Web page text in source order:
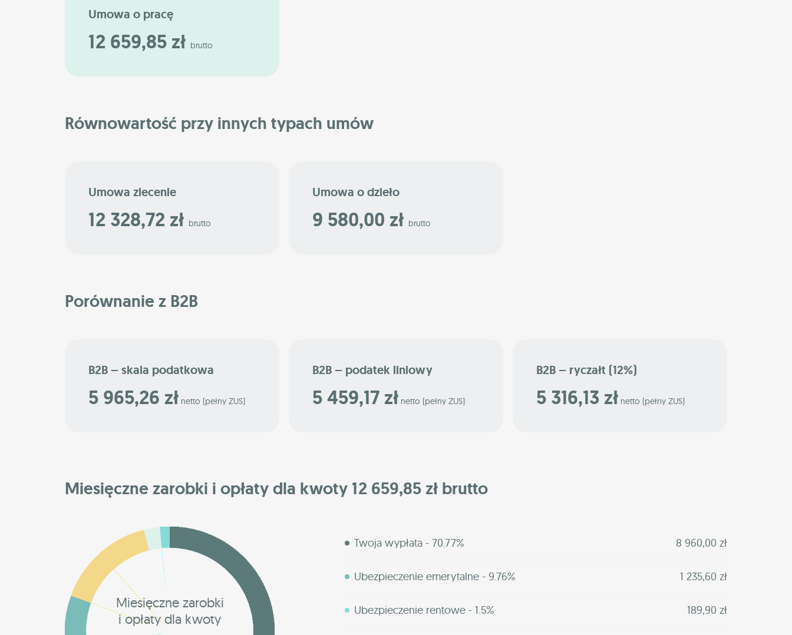
Umowa o pracę
12 659,85 zł brutto
Równowartość przy innych typach umów
Umowa zlecenie
12 328,72 zł brutto
Umowa o dzieło
9 580,00 zł brutto
Porównanie z B2B
B2B – skala podatkowa
5 965,26 zł netto (pełny ZUS)
B2B – podatek liniowy
5 459,17 zł netto (pełny ZUS)
B2B – ryczałt (12%)
5 316,13 zł netto (pełny ZUS)
Miesięczne zarobki i opłaty dla kwoty 12 659,85 zł brutto
Miesięczne zarobki
i opłaty dla kwoty
Twoja wypłata - 70.77% 8 960,00 zł
Ubezpieczenie emerytalne - 9.76% 1 235,60 zł
Ubezpieczenie rentowe - 1.5% 189,90 zł